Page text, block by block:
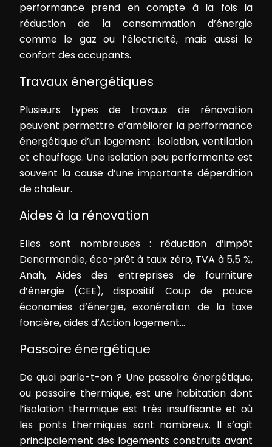
performance prend en compte à la fois la
réduction de la consommation d’énergie
comme le gaz ou l’électricité, mais aussi le
confort des occupants.
Travaux énergétiques
Plusieurs types de travaux de rénovation
peuvent permettre d’améliorer la performance
énergétique d’un logement : isolation, ventilation
et chauffage. Une isolation peu performante est
souvent la cause d’une importante déperdition
de chaleur.
Aides à la rénovation
Elles sont nombreuses : réduction d’impôt
Denormandie, éco-prêt à taux zéro, TVA à 5,5 %,
Anah, Aides des entreprises de fourniture
d’énergie (CEE), dispositif Coup de pouce
économies d’énergie, exonération de la taxe
foncière, aides d’Action logement…
Passoire énergétique
De quoi parle-t-on ? Une passoire énergétique,
ou passoire thermique, est une habitation dont
l’isolation thermique est très insuffisante et où
les ponts thermiques sont nombreux. Il s’agit
principalement des logements construits avant